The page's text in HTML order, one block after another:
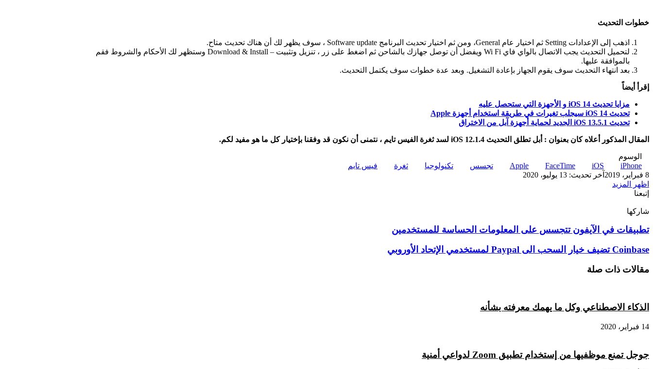
خطوات التحديث
اذهب إلى الإعدادات Setting ثم اختيار عام General، ومن ثم اختيار تحديث البرنامج Software update ، سوف يظهر لك أن هناك تحديث متاح.
لتحميل التحديث يجب الاتصال بالواي فاي Wi Fi ويفضل أن توصل جهازك بالشاحن ثم اضغط على زر ، تنزيل وتثبيت – Download & Install وستظهر لك الأحكام والشروط فقم
بالموافقة عليها.
بعد انتهاء التحديث سوف يقوم الجهاز بإعادة التشغيل. وبعد عدة خطوات سوف يكتمل التحديث.
إقرأ أيضاً
مزايا تحديث iOS 14 و الأجهزة التي ستحصل عليه
تحديث iOS 14 سيجلب تغيرات في طريقة استخدام أجهزة Apple
تحديث iOS 13.5.1 الجديد لحماية أجهزة آبل من الاختراق
المقال المذكور أعلاه كان بعنوان : أبل تطلق التحديث iOS 12.1.4 لسد ثغرة الفيس تايم ، نتمنى أن نكون قد وفقنا بإختيار كل ما هو مفيد لكم.
الوسوم
Apple
FaceTime iOS iPhone تجسس تكنولوجيا ثغرة
فيس تايم
8 فبراير، 2019
آخر تحديث: 13 يوليو، 2020
اظهر المزيد
إتبعنا
شاركها
تطبيقات
الآيفون
تتجسس
على
المعلومات
تطبيقات في الآيفون تتجسس على المعلومات الحساسة للمستخدمين
Coinbase
خيار
السحب
لمستخدمي
الإتحاد
الأوروبي
Coinbase تضيف خيار السحب الى Paypal لمستخدمي الإتحاد الأوروبي
مقالات ذات صلة
الذكاء الاصطناعي وكل ما يهمك معرفته بشأنه
14 فبراير، 2020
جوجل تمنع موظفيها من إستخدام تطبيق Zoom لدواعي أمنية